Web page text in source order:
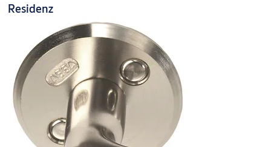
Residenz